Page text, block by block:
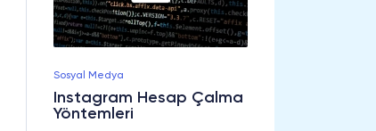
Sosyal Medya
Instagram Hesap Çalma
Yöntemleri